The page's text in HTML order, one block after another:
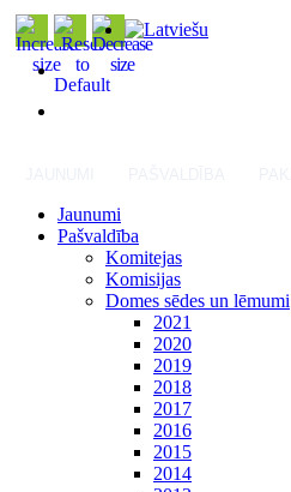
Jaunumi
Pašvaldība
Komitejas
Komisijas
Domes sēdes un lēmumi
2021
2020
2019
2018
2017
2016
2015
2014